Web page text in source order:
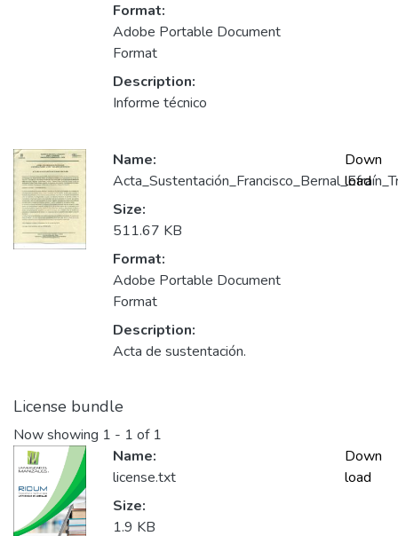
Format:
Adobe Portable Document
Format
Description:
Informe técnico
Name:
Size:
511.67 KB
Format:
Adobe Portable Document
Format
Description:
Acta de sustentación.
Down
load
License bundle
Now showing 1 - 1 of 1
Name:
license.txt
Size:
1.9 KB
Down
load